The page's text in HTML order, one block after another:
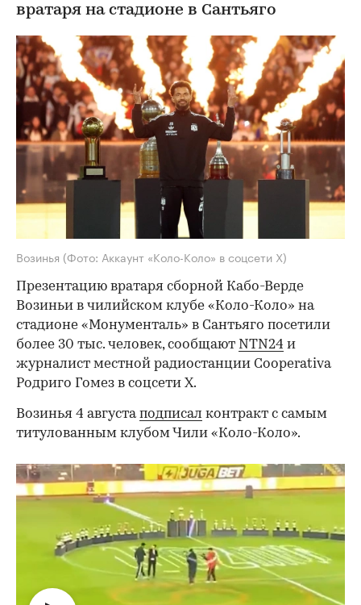
вратаря на стадионе в Сантьяго
Возинья (Фото: Аккаунт «Коло-Коло» в соцсети Х)
Презентацию вратаря сборной Кабо-Верде
Возиньи в чилийском клубе «Коло-Коло» на
стадионе «Монументаль» в Сантьяго посетили
более 30 тыс. человек, сообщают NTN24 и
журналист местной радиостанции Cooperativa
Родриго Гомез в соцсети Х.
Возинья 4 августаподписал контракт с самым
титулованным клубом Чили «Коло-Коло».